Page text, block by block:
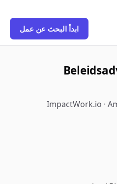
ابدأ البحث عن عمل
ImpactWork.io ·